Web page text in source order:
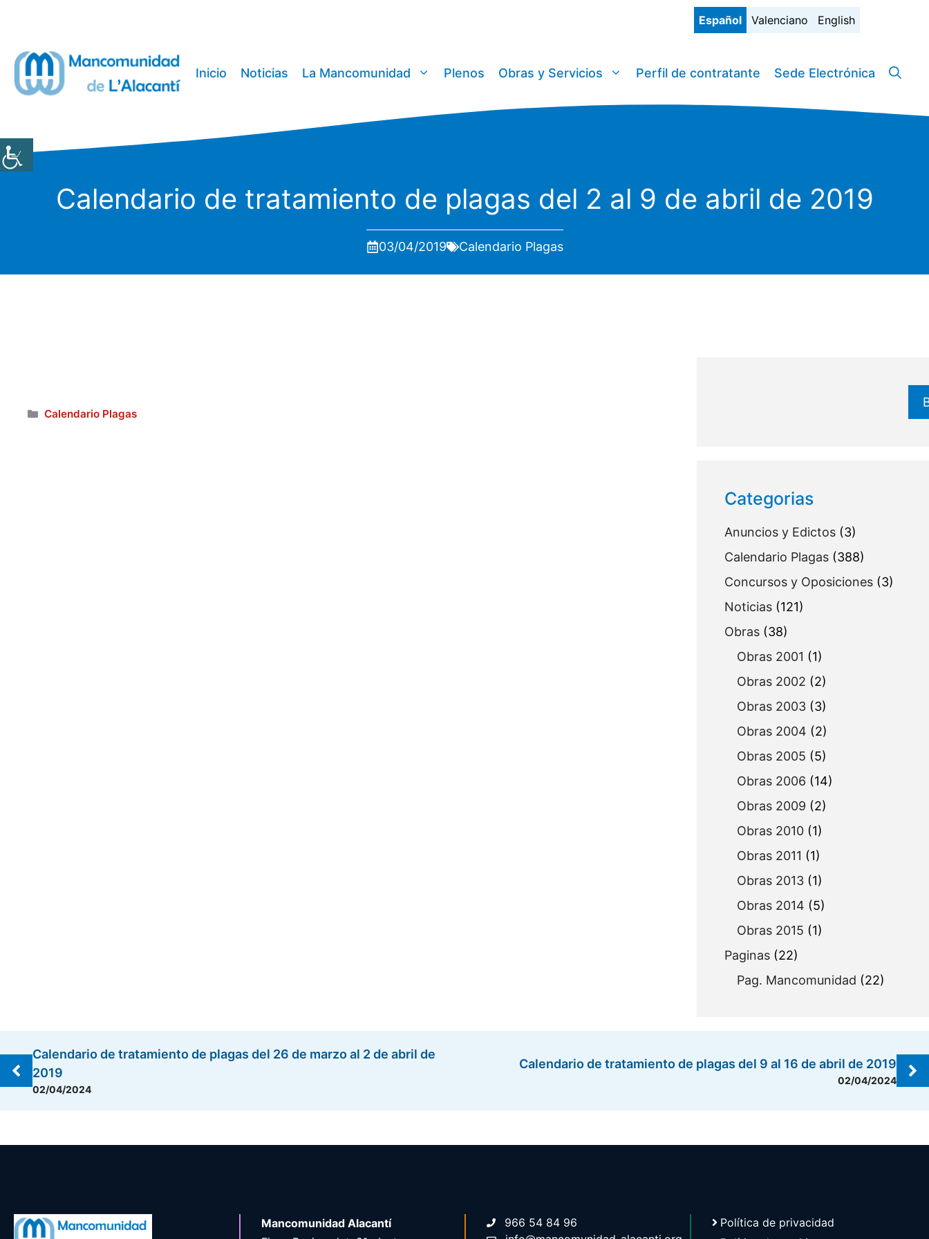
Español Valenciano English
Inicio Noticias La Mancomunidad Plenos Obras y Servicios Perfil de contratante Sede Electrónica
Calendario de tratamiento de plagas del 2 al 9 de abril de 2019
03/04/2019 Calendario Plagas
Categorías
Calendario Plagas
Categorias
Anuncios y Edictos (3)
Calendario Plagas (388)
Concursos y Oposiciones (3)
Noticias (121)
Obras (38)
Obras 2001 (1)
Obras 2002 (2)
Obras 2003 (3)
Obras 2004 (2)
Obras 2005 (5)
Obras 2006 (14)
Obras 2009 (2)
Obras 2010 (1)
Obras 2011 (1)
Obras 2013 (1)
Obras 2014 (5)
Obras 2015 (1)
Paginas (22)
Pag. Mancomunidad (22)
Calendario de tratamiento de plagas del 26 de marzo al 2 de abril de
2019
02/04/2024
Calendario de tratamiento de plagas del 9 al 16 de abril de 2019
02/04/2024
Mancomunidad Alacantí
966 54 84 96
Política de privacidad